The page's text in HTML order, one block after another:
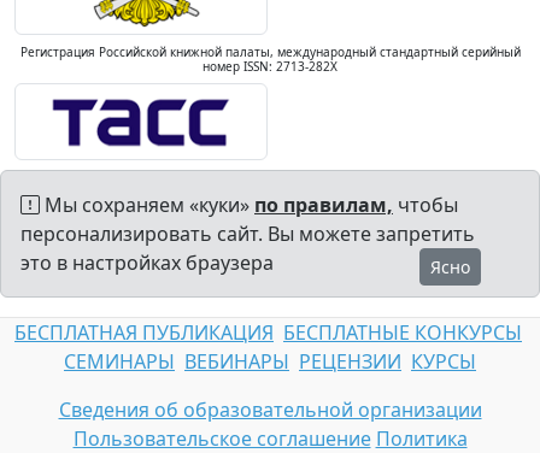
Регистрация Российской книжной палаты, международный стандартный серийный
номер ISSN: 2713-282X
Мы сохраняем «куки» по правилам, чтобы
персонализировать сайт. Вы можете запретить
это в настройках браузера
Ясно
БЕСПЛАТНАЯ ПУБЛИКАЦИЯ БЕСПЛАТНЫЕ КОНКУРСЫ
СЕМИНАРЫ ВЕБИНАРЫ РЕЦЕНЗИИ КУРСЫ
Сведения об образовательной организации
Пользовательское соглашение Политика